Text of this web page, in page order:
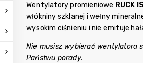
Wentylatory promieniowe RUCK
włókniny szklanej i wełny
wysokim ciśnieniu i nie emituje
Nie musisz wybierać wentylatora
Państwu porady.